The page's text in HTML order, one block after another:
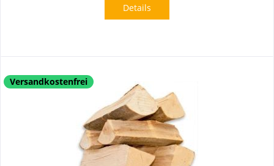
Details
Versandkostenfrei